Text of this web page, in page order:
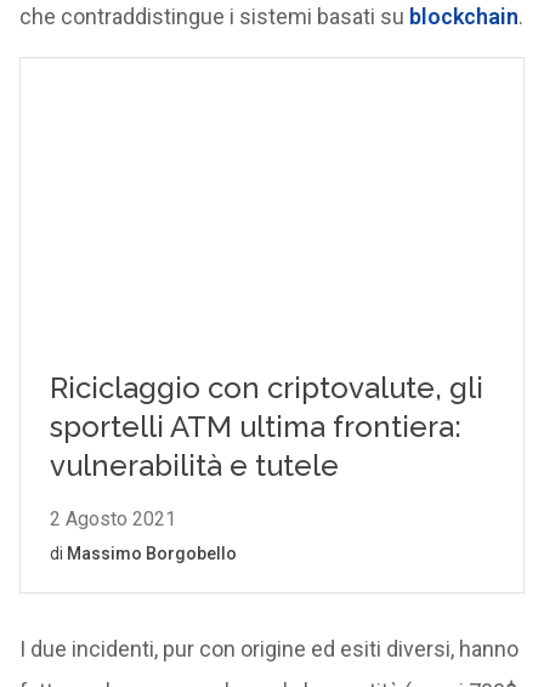
che contraddistingue i sistemi basati su blockchain.
I due incidenti, pur con origine ed esiti diversi, hanno